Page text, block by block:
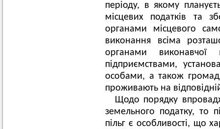
періоду, в якому
місцевих податків та
органами місцевого
виконання всіма
органами виконавчої
підприємствами,
особами, а також
проживають на
Щодо порядку
земельного податку, то
пільг є особливості, що